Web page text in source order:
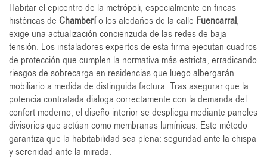
Habitar el epicentro de la metrópoli, especialmente en fincas
históricas de Chamberío los aledaños de la calle Fuencarral,
exige una actualización concienzuda de las redes de baja
tensión. Los instaladores expertos de esta firma ejecutan cuadros
de protección que cumplen la normativa más estricta, erradicando
riesgos de sobrecarga en residencias que luego albergarán
mobiliario a medida de distinguida factura. Tras asegurar que la
potencia contratada dialoga correctamente con la demanda del
confort moderno, el diseño interior se despliega mediante paneles
divisorios que actúan como membranas lumínicas. Este método
garantiza que la habitabilidad sea plena: seguridad ante la chispa
y serenidad ante la mirada.